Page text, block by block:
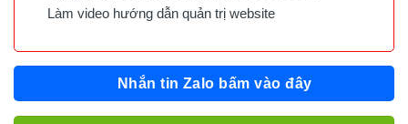
Làm video hướng dẫn quản trị website
Nhắn tin Zalo bấm vào đây